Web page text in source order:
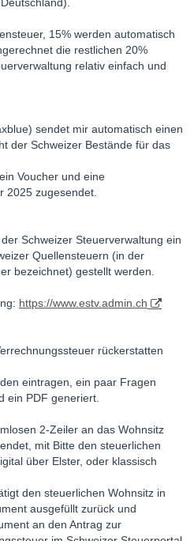
% der Erträge =
Irland)
danach 25 %
% der Erträge =
Luxemburg)
% der Erträge =
danach 25 %
dort Steuern sparen, wo das
trotzdem. Ein weiterer Vorteil von
der Fonds erledigt. Von diesen
mit Aktien aber nicht schlechter
für mich selbst. Kein
15% werden automatisch
die restlichen 20%
relativ einfach und
sendet mir automatisch einen
der Schweizer Bestände für das
Voucher und eine
2025 zugesendet.
Schweizer Steuerverwaltung ein
Quellensteuern (in der
bezeichnet) gestellt werden.
https://www.estv.admin.ch
rückerstatten
eintragen, ein paar Fragen
ein PDF generiert.
2-Zeiler an das Wohnsitz
mit Bitte den steuerlichen
über Elster, oder klassisch
den steuerlichen Wohnsitz in
ausgefüllt zurück und
an den Antrag zur